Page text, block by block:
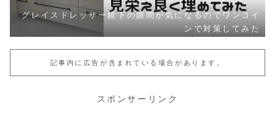
グレイスドレッサー鏡下の隙間が気になるのでワンコイ
ンで対策してみた
記事内に広告が含まれている場合があります。
スポンサーリンク